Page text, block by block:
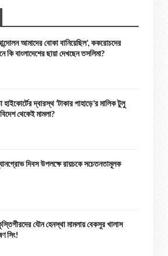
আমাদের বোকা বানিয়েছিল’, ককরোচদের
কি বাংলাদেশের ছায়া দেখছেন তসলিমা?
দ্বারস্থ ‘টাকার পাহাড়ে’র মালিক টুলু
থেকেই মামলা?
দিবস উপলক্ষে রায়চকে সচেতনতামূলক
যৌন হেনস্থা মামলায় বেকসুর খালাস
সিং!